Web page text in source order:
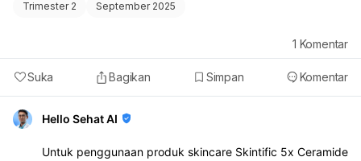
memberikan perbaikan signifikan pada sakit kepala Anda.
Trimester 2 September 2025
Suka Bagikan Simpan Komentar
1 Komentar
Hello Sehat AI
Untuk penggunaan produk skincare Skintific 5x Ceramide